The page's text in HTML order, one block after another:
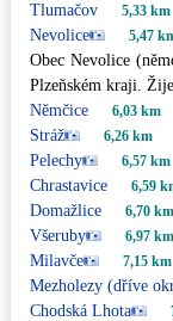
Tlumačov 5,33 km
Nevolice 5,47
Obec Nevolice
Plzeňském kraji.
Němčice
6,03 km
Stráž 6,26 km
Pelechy 6,57 km
Chrastavice 6,59
Domažlice 6,70 km
Všeruby 6,97 km
Milavče 7,15 km
Mezholezy (dříve
Chodská Lhota